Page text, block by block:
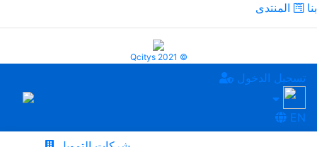
بنا
المنتدى
Qcitys 2021 ©
تسجيل الدخول
EN